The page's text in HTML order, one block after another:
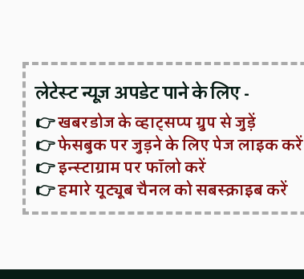
लेटेस्ट न्यूज़ अपडेट पाने के लिए -
👉खबरडोज के व्हाट्सप्प ग्रुप से जुड़ें
👉फेसबुक पर जुड़ने के लिए पेज लाइक करें
👉इन्स्टाग्राम पर फॉलो करें
👉हमारे यूट्यूब चैनल को सबस्क्राइब करें